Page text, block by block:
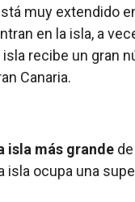
muy extendido
en la isla, a
recibe un gran
Canaria.
isla más grande
isla ocupa una